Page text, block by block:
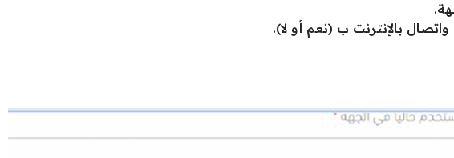
بالإنترنت ب (نعم أو لا).